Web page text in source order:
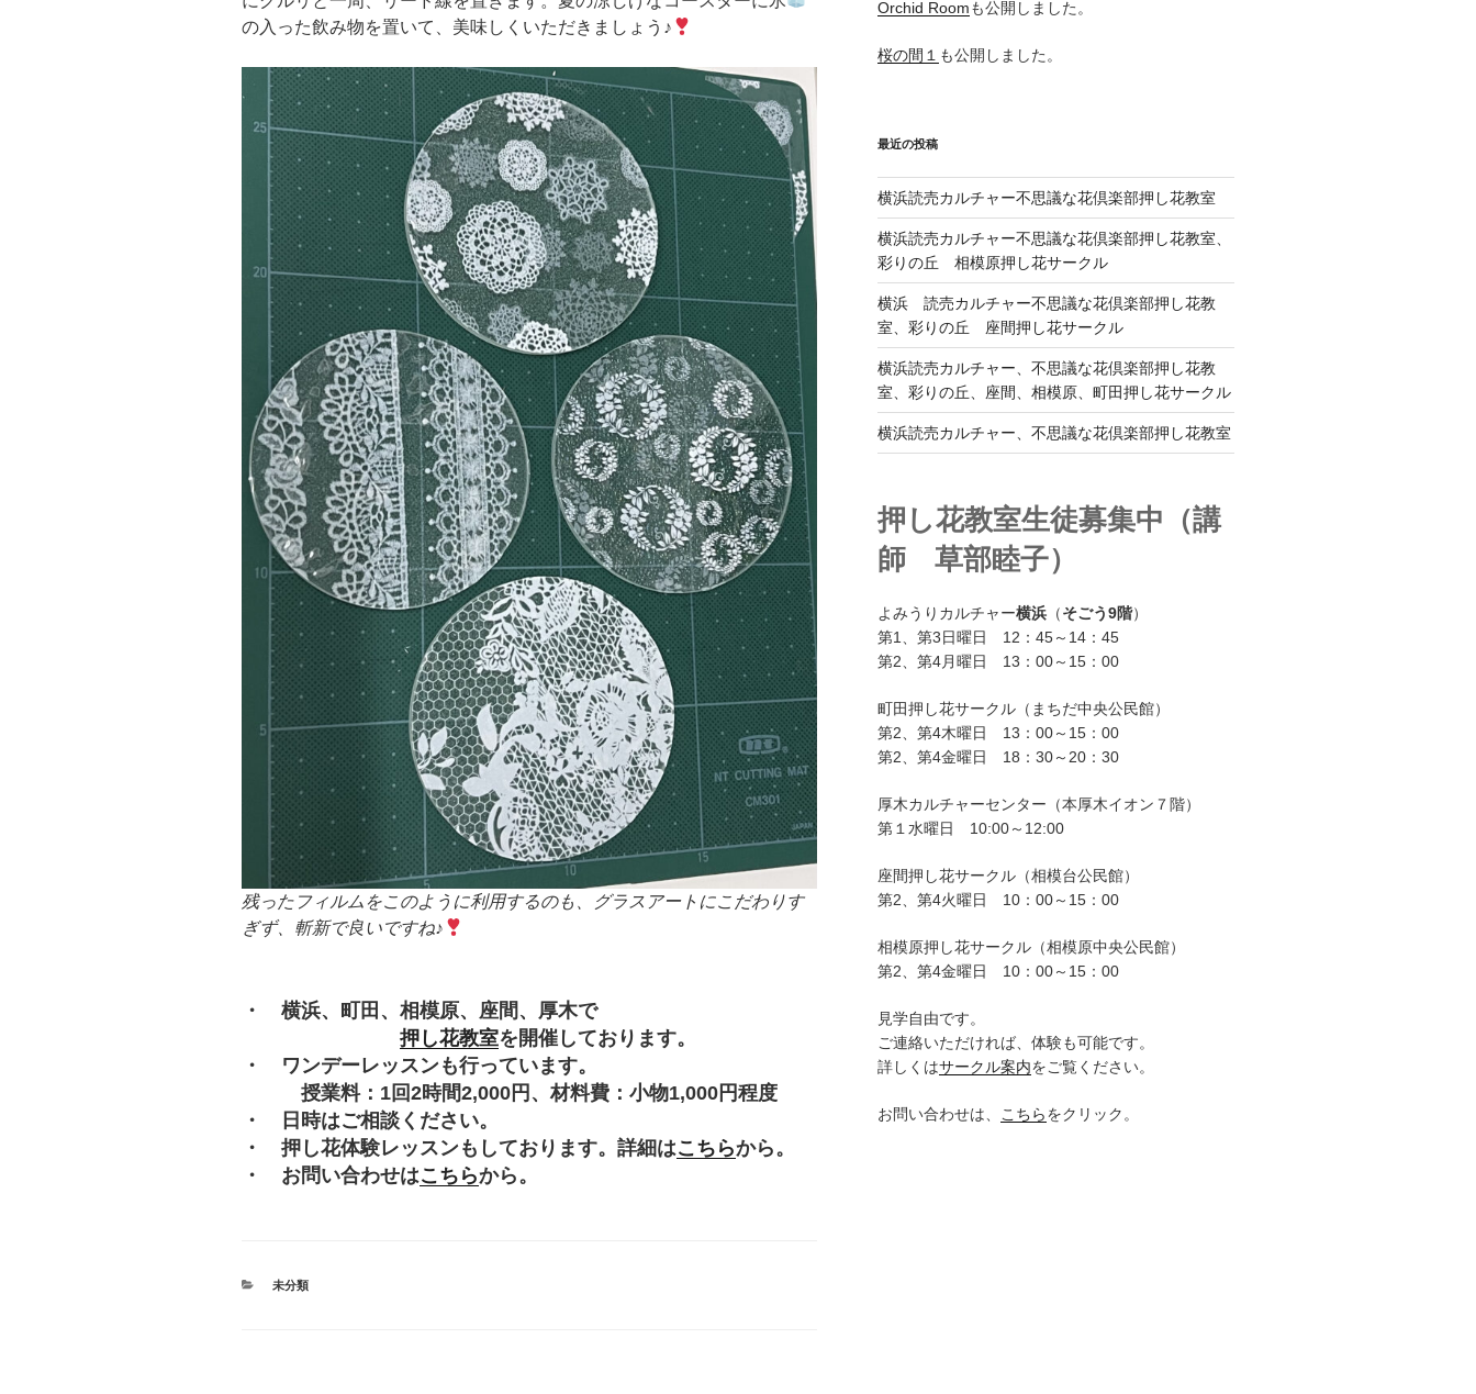
の入った飲み物を置いて、美味しくいただきましょう♪
残ったフィルムをこのように利用するのも、グラスアートにこだわりす
ぎず、斬新で良いですね♪
・ 横浜、町田、相模原、座間、厚木で
押し花教室を開催しております。
・ ワンデーレッスンも行っています。
授業料：1回2時間2,000円、材料費：小物1,000円程度
・ 日時はご相談ください。
・ 押し花体験レッスンもしております。詳細はこちらから。
・ お問い合わせはこちらから。
カ
未分類
Orchid Roomも公開しました。
桜の間１ も公開しました。
最近の投稿
横浜読売カルチャー不思議な花倶楽部押し花教室
横浜読売カルチャー不思議な花倶楽部押し花教室、
彩りの丘 相模原押し花サークル
横浜 読売カルチャー不思議な花倶楽部押し花教
室、彩りの丘 座間押し花サークル
横浜読売カルチャー、不思議な花倶楽部押し花教
室、彩りの丘、座間、相模原、町田押し花サークル
横浜読売カルチャー、不思議な花倶楽部押し花教室
押し花教室生徒募集中（講
師 草部睦子）
よみうりカルチャー横浜（そごう9階）
第1、第3日曜日 12：45～14：45
第2、第4月曜日 13：00～15：00
町田押し花サークル（まちだ中央公民館）
第2、第4木曜日 13：00～15：00
第2、第4金曜日 18：30～20：30
厚木カルチャーセンター（本厚木イオン７階）
第１水曜日 10:00～12:00
座間押し花サークル（相模台公民館）
第2、第4火曜日 10：00～15：00
相模原押し花サークル（相模原中央公民館）
第2、第4金曜日 10：00～15：00
見学自由です。
ご連絡いただければ、体験も可能です。
詳しくはサークル案内をご覧ください。
お問い合わせは、 こちらをクリック。